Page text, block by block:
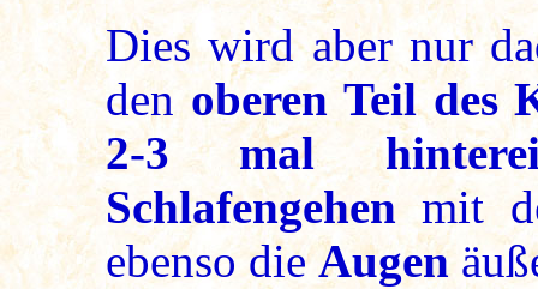
Dies wird aber nur
denoberen Teil des
2-3 mal
Schlafengehen mit
ebenso dieAugen